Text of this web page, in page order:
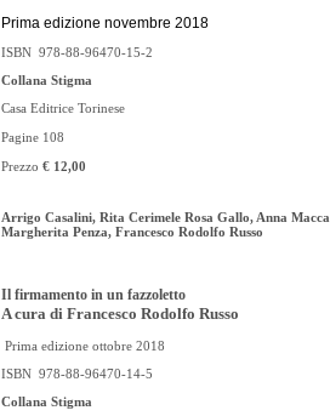
Prima edizione novembre 2018
ISBN 978-88-96470-15-2
Collana Stigma
Casa Editrice Torinese
Pagine 108
Prezzo € 12,00
Arrigo Casalini, Rita Cerimele Rosa Gallo, Anna
Margherita Penza, Francesco Rodolfo Russo
Il firmamento in un fazzoletto
A cura di Francesco Rodolfo Russo
Prima edizione ottobre 2018
ISBN 978-88-96470-14-5
Collana Stigma